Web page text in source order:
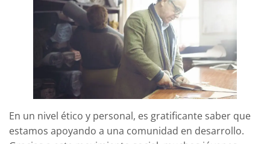
En un nivel ético y personal, es gratificante saber que
estamos apoyando a una comunidad en desarrollo.